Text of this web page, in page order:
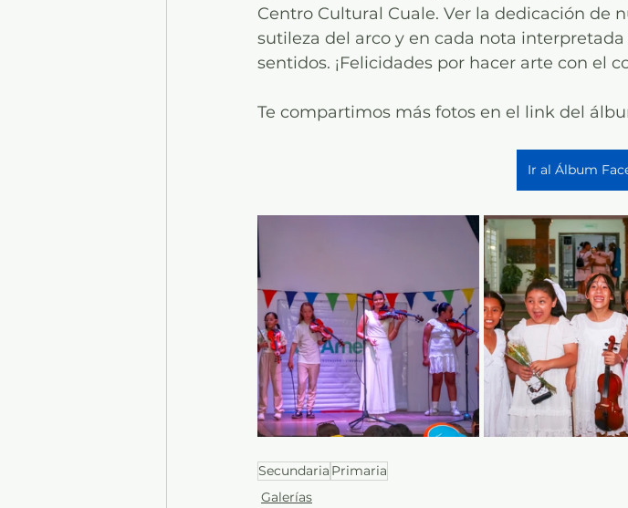
Centro Cultural Cuale. Ver la dedicación de
sutileza del arco y en cada nota
sentidos. ¡Felicidades por hacer arte con el
Te compartimos más fotos en el link del
Ir al Álbum
Secundaria Primaria
Galerías